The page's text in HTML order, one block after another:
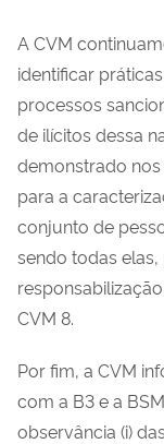
A CVM
identificar
processos
de ilícitos dessa
demonstrado
para a
conjunto de
sendo todas
CVM 8.
Por fim, a CVM
com a B3 e a
observância (i)